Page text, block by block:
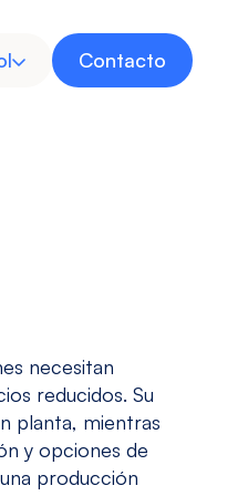
Contacto
Energía
Descubre
Ver modelos
necesitan
reducidos. Su
planta, mientras
y opciones de
producción